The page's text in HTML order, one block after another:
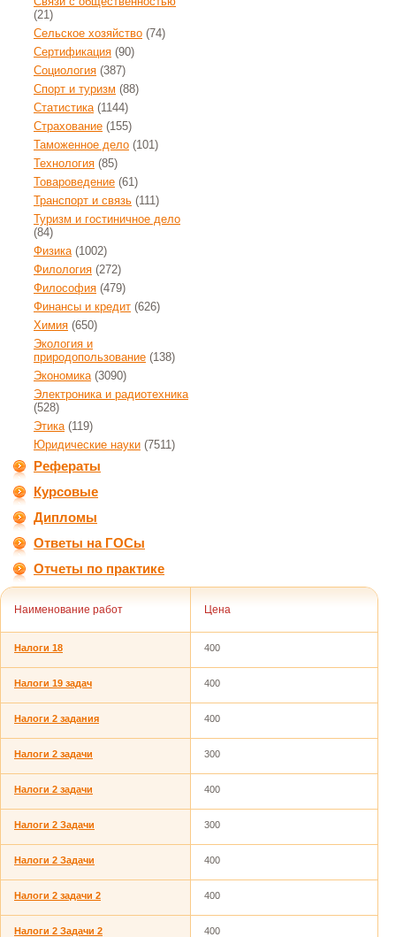
(21)
Сельское хозяйство (74)
Сертификация (90)
Социология (387)
Спорт и туризм (88)
Статистика(1144)
Страхование (155)
Таможенное дело (101)
Технология (85)
Товароведение (61)
Транспорт и связь (111)
Туризм и гостиничное дело
(84)
Физика(1002)
Филология (272)
Философия (479)
Финансы и кредит (626)
Химия (650)
Экология и
природопользование (138)
Экономика(3090)
Электроника и радиотехника
(528)
Этика(119)
Юридические науки (7511)
Рефераты
Курсовые
Дипломы
Ответы на ГОСы
Отчеты по практике
Наименование работ Цена
Налоги 18 400
Налоги 19 задач 400
Налоги 2 задания 400
Налоги 2 задачи 300
Налоги 2 задачи 400
Налоги 2 Задачи 300
Налоги 2 Задачи 400
Налоги 2 задачи 2 400
Налоги 2 Задачи 2 400